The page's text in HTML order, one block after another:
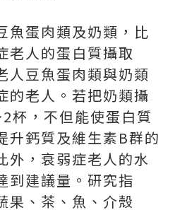
魚蛋肉類及奶類，比
老人的蛋白質攝取
人豆魚蛋肉類與奶類
的老人。若把奶類攝
杯，不但能使蛋白質
升鈣質及維生素B群的
外，衰弱症老人的水
到建議量。研究指
果、茶、魚、介殼